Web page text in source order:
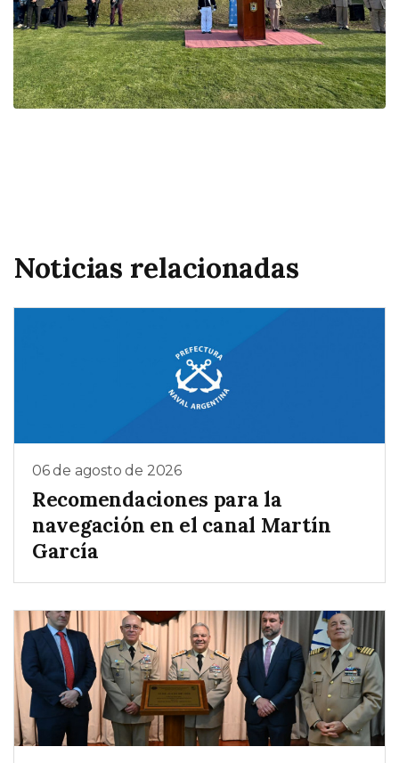
Noticias relacionadas
06 de agosto de 2026
Recomendaciones para la
navegación en el canal Martín
García